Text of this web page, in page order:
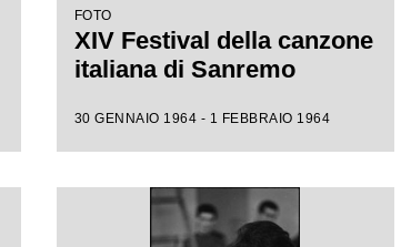
FOTO
XIV Festival della canzone
italiana di Sanremo
30 GENNAIO 1964 - 1 FEBBRAIO 1964